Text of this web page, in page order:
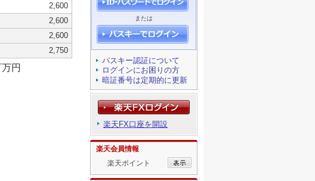
または
パスキー認証について
ログインにお困りの方
暗証番号は定期的に更新
楽天FX口座を開設
楽天会員情報
楽天ポイント